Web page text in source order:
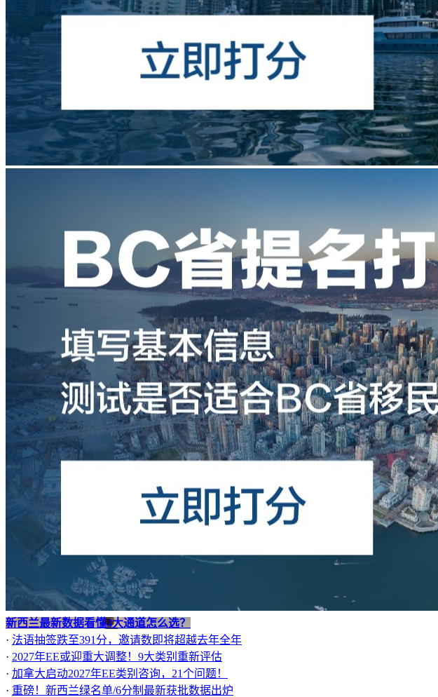
新西兰最新数据看懂4大通道怎么选？
· 法语抽签跌至391分，邀请数即将超越去年全年
· 2027年EE或迎重大调整！9大类别重新评估
· 加拿大启动2027年EE类别咨询，21个问题！
· 重磅！新西兰绿名单/6分制最新获批数据出炉